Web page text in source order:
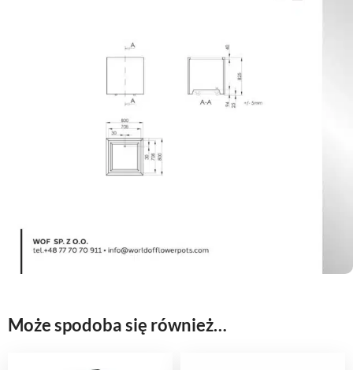
Może spodoba się również…